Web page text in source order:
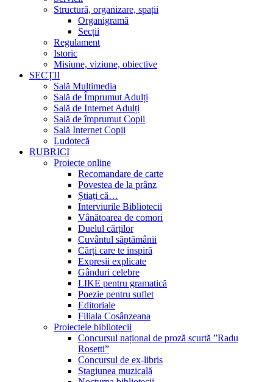
Structură, organizare, spații
Organigramă
Secții
Regulament
Istoric
Misiune, viziune, obiective
SECȚII
Sală Multimedia
Sală de Împrumut Adulți
Sală de Internet Adulți
Sală de împrumut Copii
Sală Internet Copii
Ludotecă
RUBRICI
Proiecte online
Recomandare de carte
Povestea de la prânz
Știați că…
Interviurile Bibliotecii
Vânătoarea de comori
Duelul cărților
Cuvântul săptămânii
Cărți care te inspiră
Expresii explicate
Gânduri celebre
LIKE pentru gramatică
Poezie pentru suflet
Editoriale
Filiala Cosânzeana
Proiectele bibliotecii
Concursul național de proză scurtă ”Radu
Rosetti”
Concursul de ex-libris
Stagiunea muzicală